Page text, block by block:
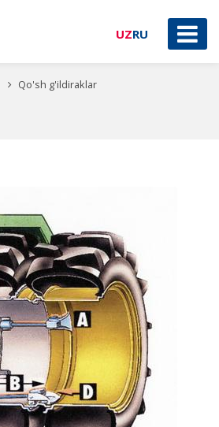
UZRU
Qo'sh g'ildiraklar